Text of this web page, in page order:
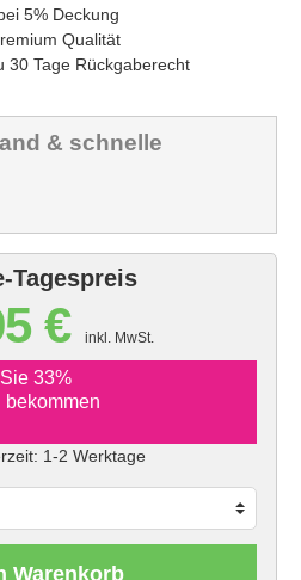
5% Deckung
Qualität
30 Tage Rückgaberecht
& schnelle
Tagespreis
€ inkl. MwSt.
33%
bekommen
1-2 Werktage
Warenkorb